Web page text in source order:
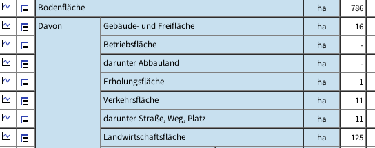
Bodenfläche
ha 786
Davon
Gebäude- und Freifläche ha 16
Betriebsfläche
ha -
darunter Abbauland
ha -
Erholungsfläche
ha 1
Verkehrsfläche
ha 11
darunter Straße, Weg, Platz
ha 11
Landwirtschaftsfläche
ha 125